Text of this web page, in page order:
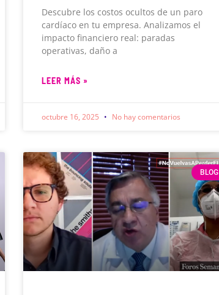
Descubre los costos ocultos de un paro
cardíaco en tu empresa. Analizamos el
impacto financiero real: paradas
operativas, daño a
LEER MÁS »
octubre 16, 2025 No hay comentarios
BLOG